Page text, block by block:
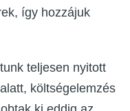
így hozzájuk
teljesen nyitott
költségelemzés